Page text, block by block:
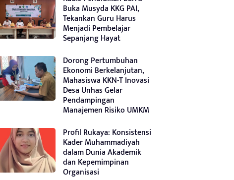
Buka Musyda KKG PAI,
Tekankan Guru Harus
Menjadi Pembelajar
Sepanjang Hayat
Dorong Pertumbuhan
Ekonomi Berkelanjutan,
Mahasiswa KKN-T Inovasi
Desa Unhas Gelar
Pendampingan
Manajemen Risiko UMKM
Profil Rukaya: Konsistensi
Kader Muhammadiyah
dalam Dunia Akademik
dan Kepemimpinan
Organisasi